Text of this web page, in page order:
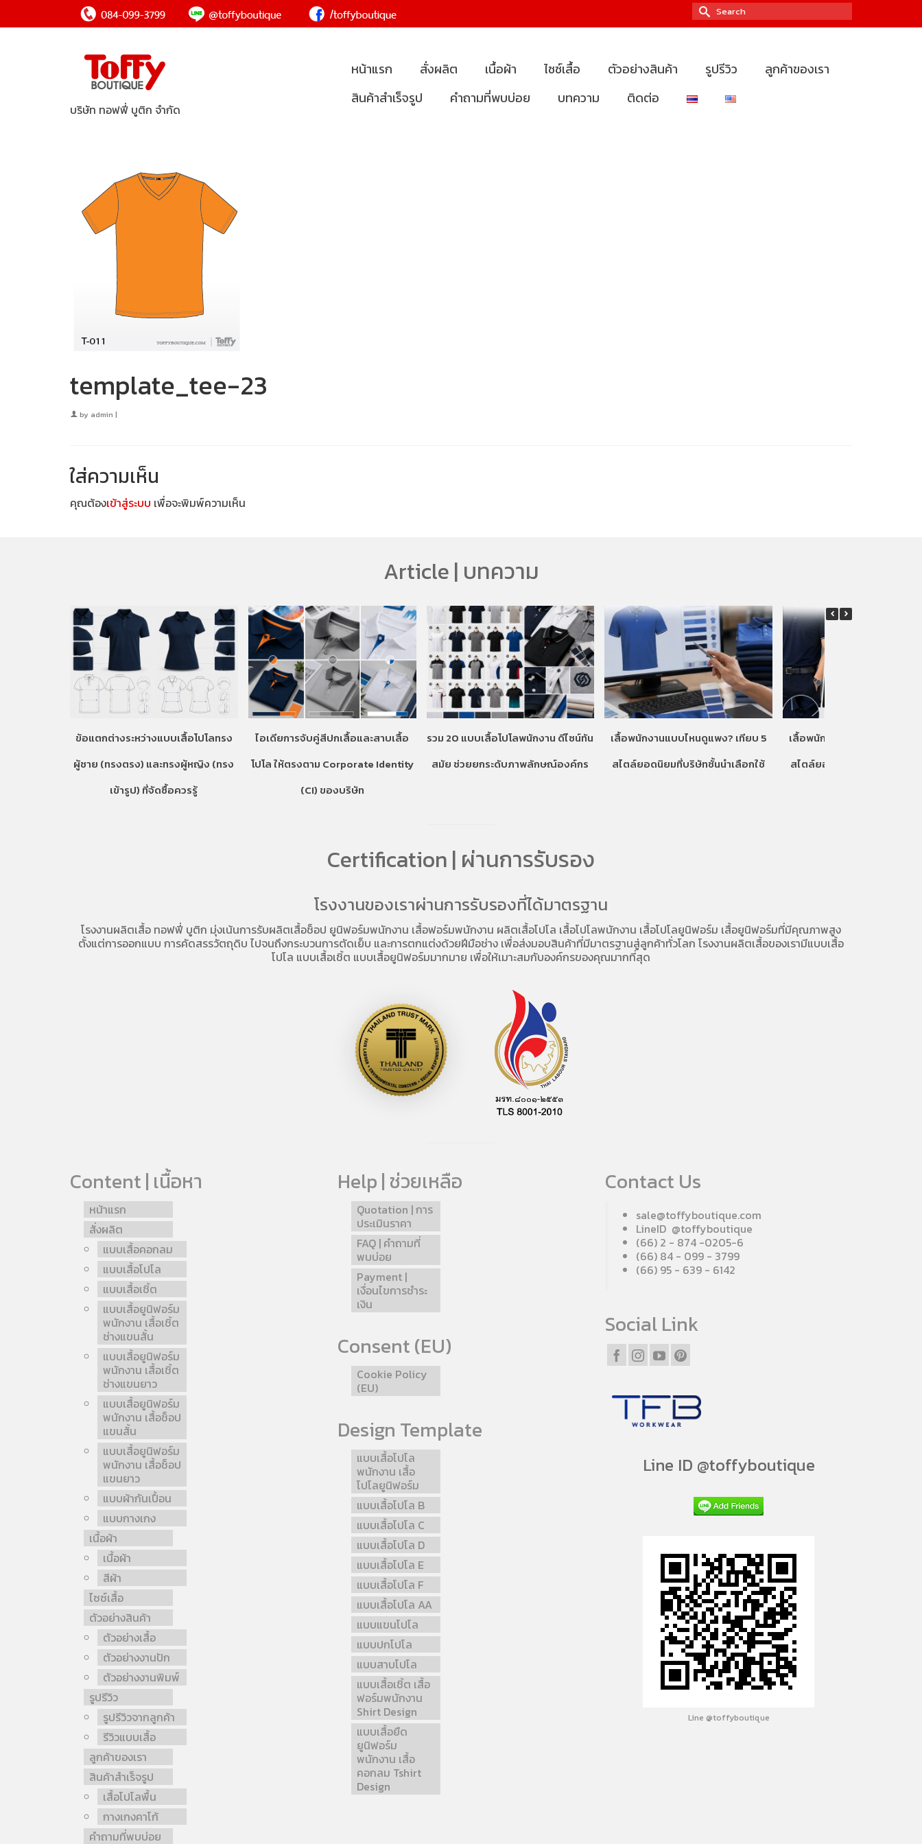
Search
for:
บริษัท ทอฟฟี่ บูติก จำกัด
หน้าแรก สั่งผลิต เนื้อผ้า ไซซ์เสื้อ ตัวอย่างสินค้า รูปรีวิว
ลูกค้าของเรา
สินค้าสำเร็จรูป
คำถามที่พบบ่อย บทความ ติดต่อ
template_tee-23
by admin |
ใส่ความเห็น
คุณต้องเข้าสู่ระบบ เพื่อจะพิมพ์ความเห็น
Article | บทความ
ข้อแตกต่างระหว่างแบบเสื้อโปโลทรง
ผู้ชาย (ทรงตรง) และทรงผู้หญิง (ทรง
เข้ารูป) ที่จัดซื้อควรรู้
ไอเดียการจับคู่สีปกเสื้อและสาบเสื้อ
โปโล ให้ตรงตาม Corporate Identity
(CI) ของบริษัท
รวม 20 แบบเสื้อโปโลพนักงาน ดีไซน์ทัน
สมัย ช่วยยกระดับภาพลักษณ์องค์กร
เสื้อพนักงานแบบไหนดูแพง? เทียบ 5
สไตล์ยอดนิยมที่บริษัทชั้นนำเลือกใช้
เสื้อพนักงานแบบไหนดูแพง? เ
สไตล์ยอดนิยมที่บริษัทชั้นนำเ
Certification | ผ่านการรับรอง
โรงงานของเราผ่านการรับรองที่ได้มาตรฐาน
โรงงานผลิตเสื้อ ทอฟฟี่ บูติก มุ่งเน้นการรับผลิตเสื้อช็อป ยูนิฟอร์มพนักงาน เสื้อฟอร์มพนักงาน ผลิตเสื้อโปโล เสื้อโปโลพนักงาน เสื้อโปโลยูนิฟอร์ม เสื้อยูนิฟอร์มที่มีคุณภาพสูง
ตั้งแต่การออกแบบ การคัดสรรวัตถุดิบ ไปจนถึงกระบวนการตัดเย็บ และการตกแต่งด้วยฝีมือช่าง เพื่อส่งมอบสินค้าที่มีมาตรฐานสู่ลูกค้าทั่วโลก โรงงานผลิตเสื้อของเรามีแบบเสื้อ
โปโล แบบเสื้อเชิ้ต แบบเสื้อยูนิฟอร์มมากมาย เพื่อให้เมาะสมกับองค์กรของคุณมากที่สุด
Content | เนื้อหา
หน้าแรก
สั่งผลิต
แบบเสื้อคอกลม
แบบเสื้อโปโล
แบบเสื้อเชิ้ต
แบบเสื้อยูนิฟอร์ม
พนักงาน เสื้อเชิ้ต
ช่างแขนสั้น
แบบเสื้อยูนิฟอร์ม
พนักงาน เสื้อเชิ้ต
ช่างแขนยาว
แบบเสื้อยูนิฟอร์ม
พนักงาน เสื้อช็อป
แขนสั้น
แบบเสื้อยูนิฟอร์ม
พนักงาน เสื้อช็อป
แขนยาว
แบบผ้ากันเปื้อน
แบบกางเกง
เนื้อผ้า
เนื้อผ้า
สีผ้า
ไซซ์เสื้อ
ตัวอย่างสินค้า
ตัวอย่างเสื้อ
ตัวอย่างงานปัก
ตัวอย่างงานพิมพ์
รูปรีวิว
รูปรีวิวจากลูกค้า
รีวิวแบบเสื้อ
ลูกค้าของเรา
สินค้าสำเร็จรูป
เสื้อโปโลพื้น
กางเกงคาโก้
คำถามที่พบบ่อย
Help | ช่วยเหลือ
Quotation | การ
ประเมินราคา
FAQ | คำถามที่
พบบ่อย
Payment |
เงื่อนไขการชำระ
เงิน
Consent (EU)
Cookie Policy
(EU)
Design Template
แบบเสื้อโปโล
พนักงาน เสื้อ
โปโลยูนิฟอร์ม
แบบเสื้อโปโล B
แบบเสื้อโปโล C
แบบเสื้อโปโล D
แบบเสื้อโปโล E
แบบเสื้อโปโล F
แบบเสื้อโปโล AA
แบบแขนโปโล
แบบปกโปโล
แบบสาบโปโล
แบบเสื้อเชิ้ต เสื้อ
ฟอร์มพนักงาน
Shirt Design
แบบเสื้อยืด
ยูนิฟอร์ม
พนักงาน เสื้อ
คอกลม Tshirt
Design
Contact Us
sale@toffyboutique.com
LineID @toffyboutique
(66) 2 - 874 -0205-6
(66) 84 - 099 - 3799
(66) 95 - 639 - 6142
Social Link
Line ID @toffyboutique
Line @toffyboutique